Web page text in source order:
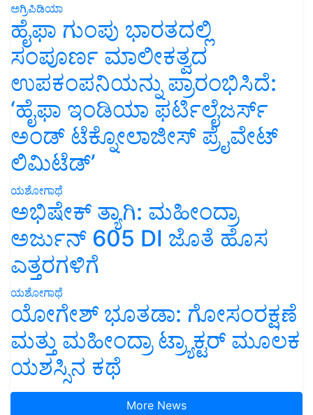
ಅಗ್ರಿಪಿಡಿಯಾ
ಹೈಫಾ ಗುಂಪು ಭಾರತದಲ್ಲಿ
ಸಂಪೂರ್ಣ ಮಾಲೀಕತ್ವದ
ಉಪಕಂಪನಿಯನ್ನು ಪ್ರಾರಂಭಿಸಿದೆ:
‘ಹೈಫಾ ಇಂಡಿಯಾ ಫರ್ಟಿಲೈಜರ್ಸ್
ಅಂಡ್ ಟೆಕ್ನೋಲಾಜೀಸ್ ಪ್ರೈವೇಟ್
ಲಿಮಿಟೆಡ್’
ಯಶೋಗಾಥೆ
ಅಭಿಷೇಕ್ ತ್ಯಾಗಿ: ಮಹೀಂದ್ರಾ
ಅರ್ಜುನ್ 605 DI ಜೊತೆ ಹೊಸ
ಎತ್ತರಗಳಿಗೆ
ಯಶೋಗಾಥೆ
ಯೋಗೇಶ್ ಭೂತಡಾ: ಗೋಸಂರಕ್ಷಣೆ
ಮತ್ತು ಮಹೀಂದ್ರಾ ಟ್ರ್ಯಾಕ್ಟರ್ ಮೂಲಕ
ಯಶಸ್ಸಿನ ಕಥೆ
More News